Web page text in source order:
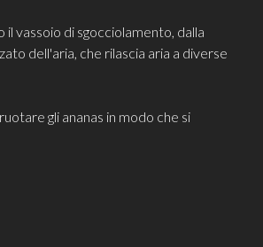
vassoio di sgocciolamento, dalla
dell'aria, che rilascia aria a diverse
gli ananas in modo che si